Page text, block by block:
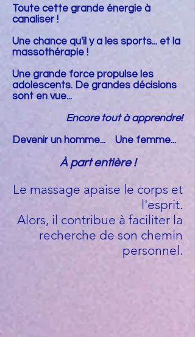
Toute cette grande énergie à
canaliser !
Une chance qu'il y a les sports... et la
massothérapie !
Une grande force propulse les
adolescents. De grandes décisions
sont en vue...
Encore tout à apprendre!
Devenir un homme... Une femme...
À part entière !
Le massage apaise le corps et
l'esprit.
Alors, il contribue à faciliter la
recherche de son chemin
personnel.